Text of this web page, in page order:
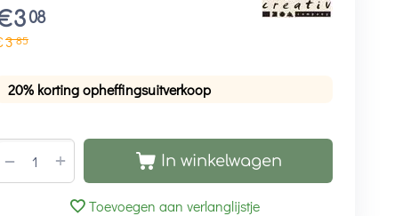
3 08
385
20% korting opheffingsuitverkoop
+
− In winkelwagen
Toevoegen aan verlanglijstje